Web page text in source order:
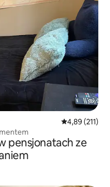
Średnia
4,89 (211)
pensjonatach ze